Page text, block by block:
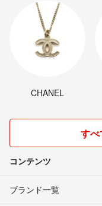
CHANEL
す
コンテンツ
ブランド一覧